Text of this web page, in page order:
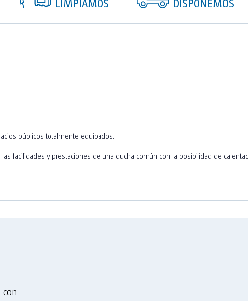
públicos totalmente equipados.
facilidades y prestaciones de una ducha común con la posibilidad de
con